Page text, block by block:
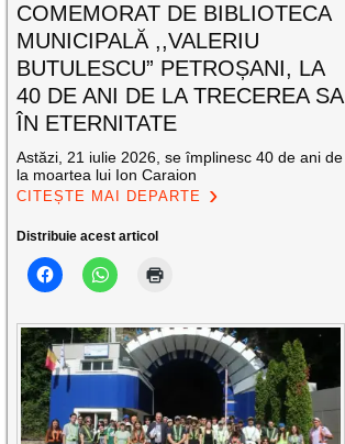
COMEMORAT DE BIBLIOTECA
MUNICIPALĂ ,,VALERIU
BUTULESCU” PETROȘANI, LA
40 DE ANI DE LA TRECEREA SA
ÎN ETERNITATE
Astăzi, 21 iulie 2026, se împlinesc 40 de ani de
la moartea lui Ion Caraion
CITEȘTE MAI DEPARTE
Distribuie acest articol